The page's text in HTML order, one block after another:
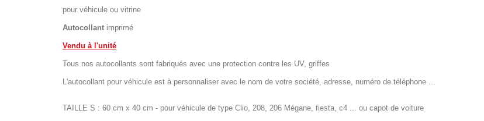
pour véhicule ou vitrine
Autocollant imprimé
Vendu à l'unité
Tous nos autocollants sont fabriqués avec une protection contre les UV, griffes
L'autocollant pour véhicule est à personnaliser avec le nom de votre société, adresse, numéro de téléphone ...
TAILLE S : 60 cm x 40 cm - pour véhicule de type Clio, 208, 206 Mégane, fiesta, c4 ... ou capot de voiture